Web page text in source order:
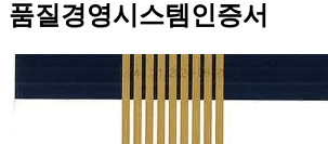
품질경영시스템인증서